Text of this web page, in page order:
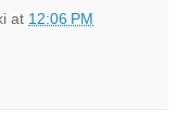
at 12:06 PM